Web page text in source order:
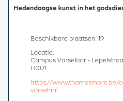
Hedendaagse kunst in het
Beschikbare plaatsen: 19
Locatie:
Campus Vorselaar -
H001
https://www.thomasmore.be/
vorselaar